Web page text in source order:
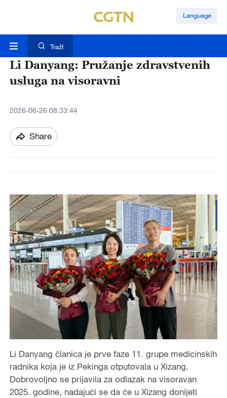
Language
TražI
Li Danyang: Pružanje zdravstvenih
usluga na visoravni
2026-06-26 08:33:44
Share
Li Danyang članica je prve faze 11. grupe medicinskih
radnika koja je iz Pekinga otputovala u Xizang.
Dobrovoljno se prijavila za odlazak na visoravan
2025. godine, nadajući se da će u Xizang donijeti